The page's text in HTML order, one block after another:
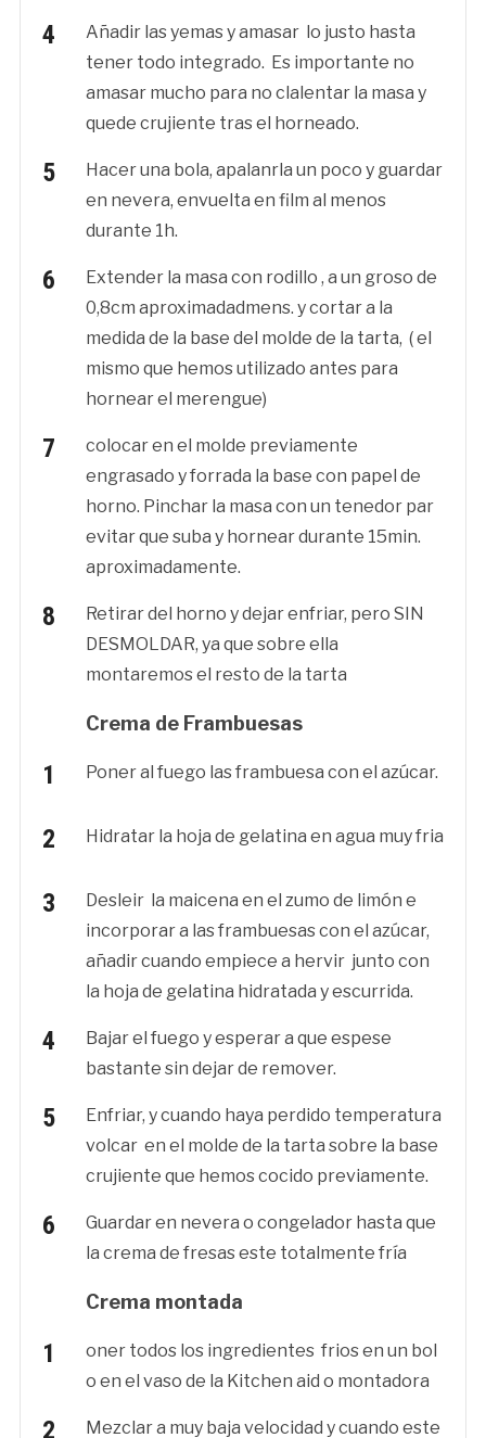
Añadir las yemas y amasar lo justo hasta
tener todo integrado. Es importante no
amasar mucho para no clalentar la masa y
quede crujiente tras el horneado.
Hacer una bola, apalanrla un poco y guardar
en nevera, envuelta en film al menos
durante 1h.
Extender la masa con rodillo , a un groso de
0,8cm aproximadadmens. y cortar a la
medida de la base del molde de la tarta, ( el
mismo que hemos utilizado antes para
hornear el merengue)
colocar en el molde previamente
engrasado y forrada la base con papel de
horno. Pinchar la masa con un tenedor par
evitar que suba y hornear durante 15min.
aproximadamente.
Retirar del horno y dejar enfriar, pero SIN
DESMOLDAR, ya que sobre ella
montaremos el resto de la tarta
Crema de Frambuesas
Poner al fuego las frambuesa con el azúcar.
Hidratar la hoja de gelatina en agua muy fria
Desleir la maicena en el zumo de limón e
incorporar a las frambuesas con el azúcar,
añadir cuando empiece a hervir junto con
la hoja de gelatina hidratada y escurrida.
Bajar el fuego y esperar a que espese
bastante sin dejar de remover.
Enfriar, y cuando haya perdido temperatura
volcar en el molde de la tarta sobre la base
crujiente que hemos cocido previamente.
Guardar en nevera o congelador hasta que
la crema de fresas este totalmente fría
Crema montada
oner todos los ingredientes frios en un bol
o en el vaso de la Kitchen aid o montadora
Mezclar a muy baja velocidad y cuando este